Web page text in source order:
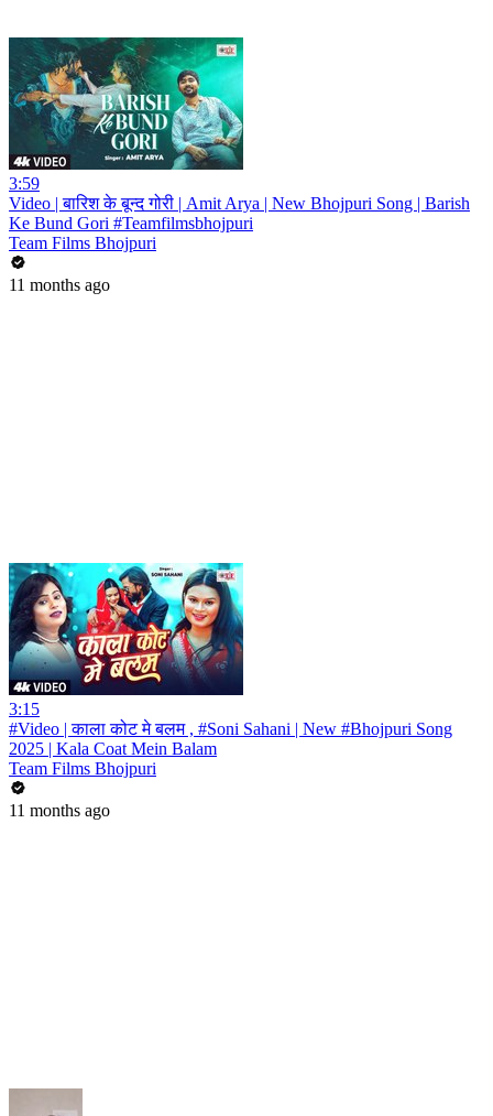
3:59
Video | बारिश के बून्द गोरी | Amit Arya | New Bhojpuri Song | Barish
Ke Bund Gori #Teamfilmsbhojpuri
Team Films Bhojpuri
11 months ago
3:15
#Video | काला कोट मे बलम , #Soni Sahani | New #Bhojpuri Song
2025 | Kala Coat Mein Balam
Team Films Bhojpuri
11 months ago